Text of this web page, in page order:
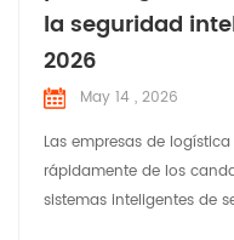
la seguridad
2026
May 14 , 2026
Las empresas de
rápidamente de los
sistemas inteligentes de